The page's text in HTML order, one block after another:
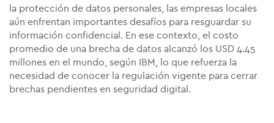
la protección de datos personales, las empresas locales
aún enfrentan importantes desafíos para resguardar su
información confidencial. En ese contexto, el costo
promedio de una brecha de datos alcanzó los USD 4.45
millones en el mundo, según IBM, lo que refuerza la
necesidad de conocer la regulación vigente para cerrar
brechas pendientes en seguridad digital.